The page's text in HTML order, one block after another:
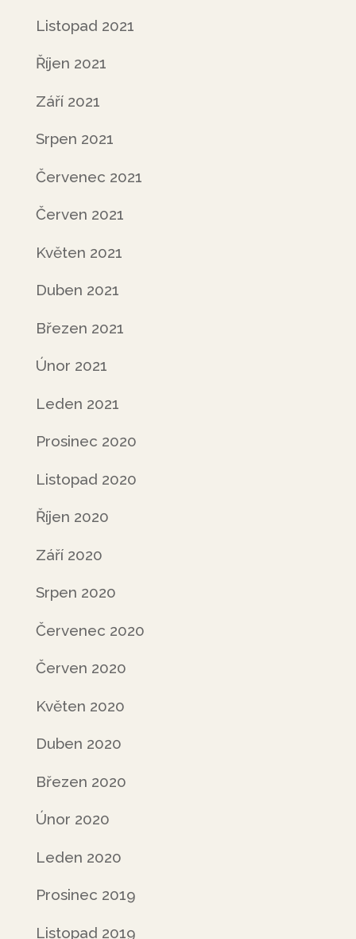
Listopad 2021
Říjen 2021
Září 2021
Srpen 2021
Červenec 2021
Červen 2021
Květen 2021
Duben 2021
Březen 2021
Únor 2021
Leden 2021
Prosinec 2020
Listopad 2020
Říjen 2020
Září 2020
Srpen 2020
Červenec 2020
Červen 2020
Květen 2020
Duben 2020
Březen 2020
Únor 2020
Leden 2020
Prosinec 2019
Listopad 2019